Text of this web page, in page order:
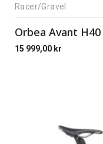
Racer/Gravel
Orbea Avant
15 999,00 kr